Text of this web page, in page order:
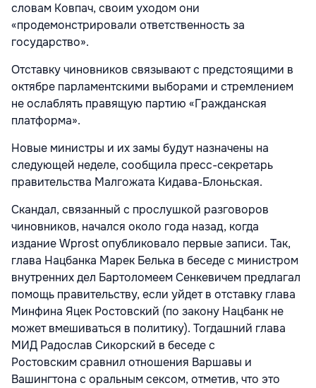
словам Ковпач, своим уходом они
«продемонстрировали ответственность за
государство».
Отставку чиновников связывают с предстоящими в
октябре парламентскими выборами и стремлением
не ослаблять правящую партию «Гражданская
платформа».
Новые министры и их замы будут назначены на
следующей неделе, сообщила пресс-секретарь
правительства Малгожата Кидава-Блоньская.
Скандал, связанный с прослушкой разговоров
чиновников, начался около года назад, когда
издание Wprost опубликовало первые записи. Так,
глава Нацбанка Марек Белька в беседе с министром
внутренних дел Бартоломеем Сенкевичем предлагал
помощь правительству, если уйдет в отставку глава
Минфина Яцек Ростовский (по закону Нацбанк не
может вмешиваться в политику). Тогдашний глава
МИД Радослав Сикорский в беседе с
Ростовским сравнил отношения Варшавы и
Вашингтона с оральным сексом, отметив, что это